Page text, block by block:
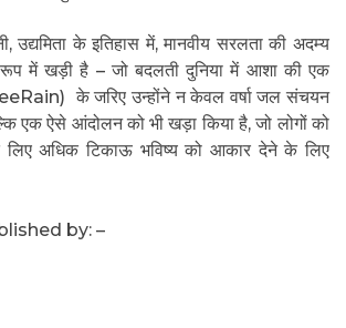
उद्यमिता के इतिहास में, मानवीय सरलता की अदम्य
में खड़ी है – जो बदलती दुनिया में आशा की एक
के जरिए उन्होंने न केवल वर्षा जल संचयन
एक ऐसे आंदोलन को भी खड़ा किया है, जो लोगों को
लिए अधिक टिकाऊ भविष्य को आकार देने के लिए
by: –